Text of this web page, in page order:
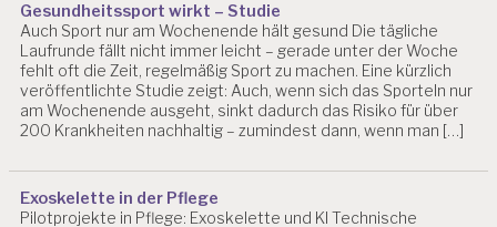
Gesundheitssport wirkt – Studie
Auch Sport nur am Wochenende hält gesund Die tägliche
Laufrunde fällt nicht immer leicht – gerade unter der Woche
fehlt oft die Zeit, regelmäßig Sport zu machen. Eine kürzlich
veröffentlichte Studie zeigt: Auch, wenn sich das Sporteln nur
am Wochenende ausgeht, sinkt dadurch das Risiko für über
200 Krankheiten nachhaltig – zumindest dann, wenn man […]
Exoskelette in der Pflege
Pilotprojekte in Pflege: Exoskelette und KI Technische